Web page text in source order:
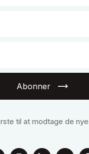
Abonner
til at modtage de